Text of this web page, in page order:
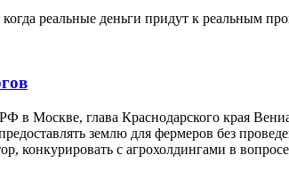
реальные деньги придут к реальным
в Москве, глава Краснодарского края
землю для фермеров без
конкурировать с агрохолдингами в